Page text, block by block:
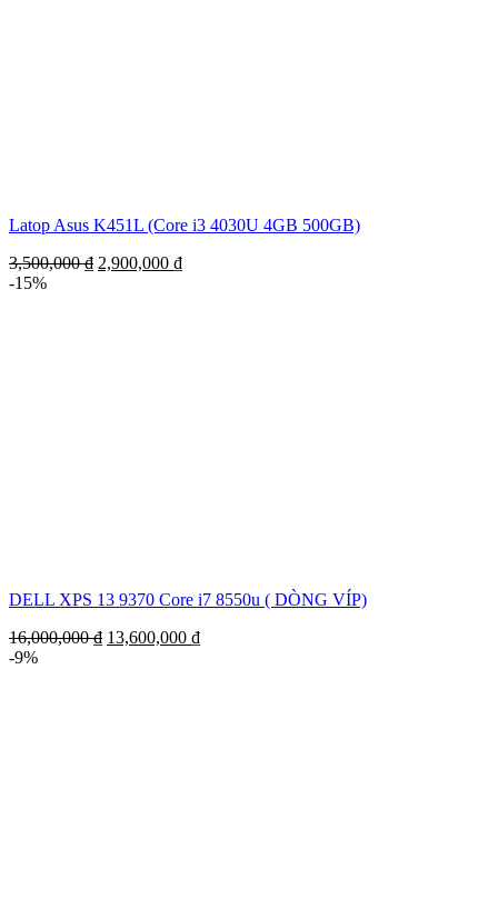
Latop Asus K451L (Core i3 4030U 4GB 500GB)
3,500,000₫ 2,900,000 ₫
-15%
DELL XPS 13 9370 Core i7 8550u ( DÒNG VÍP)
16,000,000₫ 13,600,000 ₫
-9%